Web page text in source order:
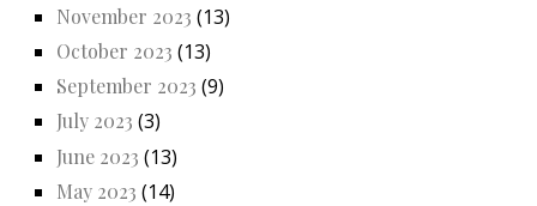
November 2023 (13)
October 2023 (13)
September 2023 (9)
July 2023 (3)
June 2023 (13)
May 2023 (14)